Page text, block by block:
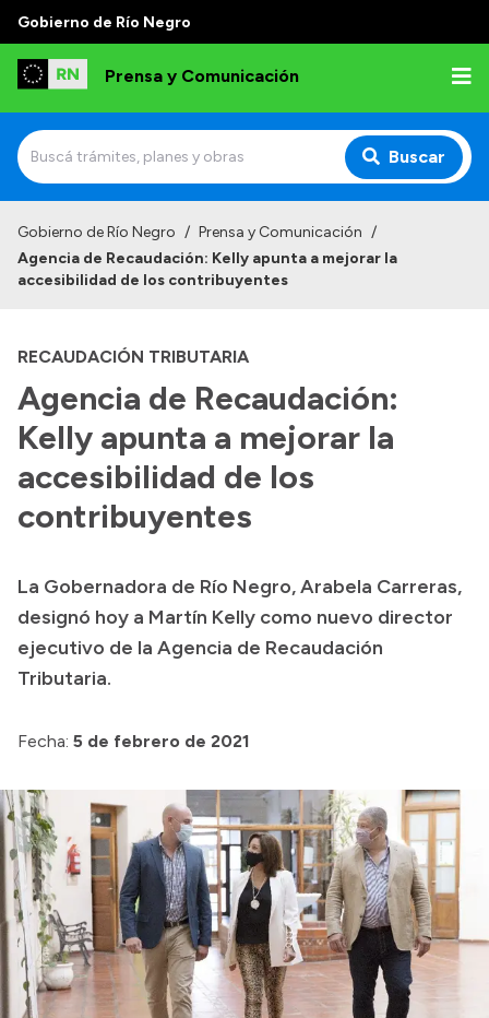
Gobierno de Río Negro
Prensa y Comunicación
Buscar
Institucional
Referentes de prensa
Archivo de noticias
Transparencia
Presupuesto
Consulta de expedientes
Consulta de pago a proveedores
Intranet
Gobierno de Río Negro / Prensa y Comunicación /
Agencia de Recaudación: Kelly apunta a mejorar la
accesibilidad de los contribuyentes
RECAUDACIÓN TRIBUTARIA
Agencia de Recaudación:
Kelly apunta a mejorar la
accesibilidad de los
contribuyentes
La Gobernadora de Río Negro, Arabela Carreras,
designó hoy a Martín Kelly como nuevo director
ejecutivo de la Agencia de Recaudación
Tributaria.
Fecha: 5 de febrero de 2021